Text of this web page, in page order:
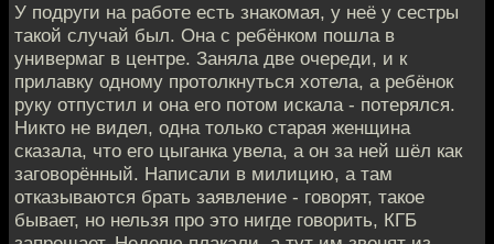
У подруги на работе есть знакомая, у неё у сестры
такой случай был. Она с ребёнком пошла в
универмаг в центре. Заняла две очереди, и к
прилавку одному протолкнуться хотела, а ребёнок
руку отпустил и она его потом искала - потерялся.
Никто не видел, одна только старая женщина
сказала, что его цыганка увела, а он за ней шёл как
заговорённый. Написали в милицию, а там
отказываются брать заявление - говорят, такое
бывает, но нельзя про это нигде говорить, КГБ